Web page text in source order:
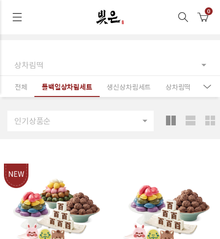
상차림떡
전체 돌백일상차림세트 생신상차림세트 상차림떡
인기상품순